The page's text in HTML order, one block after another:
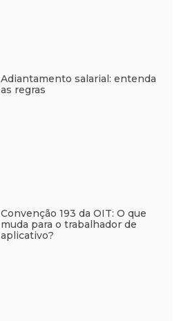
Adiantamento salarial: entenda
as regras
Convenção 193 da OIT: O que
muda para o trabalhador de
aplicativo?